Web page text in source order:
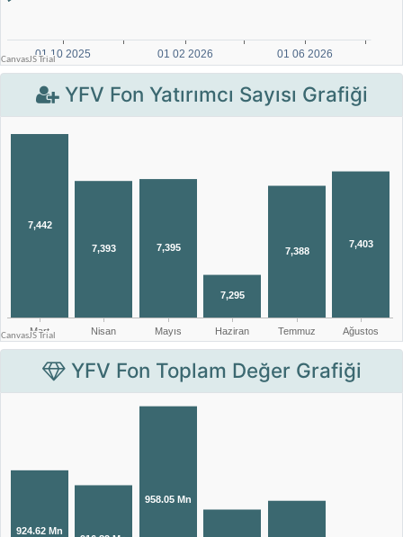
YFV Fon Yatırımcı Sayısı Grafiği
YFV Fon Toplam Değer Grafiği